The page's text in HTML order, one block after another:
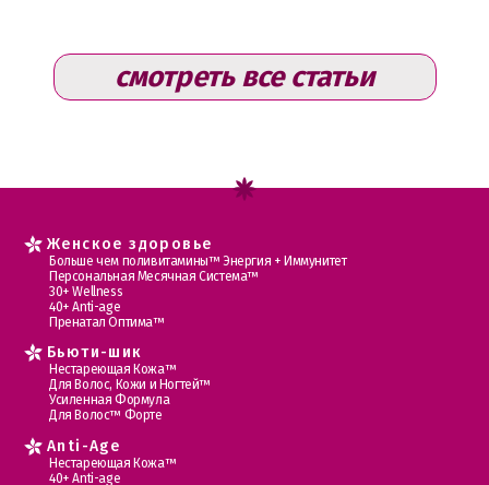
смотреть все статьи
Женское здоровье
Больше чем поливитамины™ Энергия + Иммунитет
Персональная Месячная Система™
30+ Wellness
40+ Anti-age
Пренатал Оптима™
Бьюти-шик
Нестареющая Кожа™
Для Волос, Кожи и Ногтей™
Усиленная Формула
Для Волос™ Форте
Anti-Age
Нестареющая Кожа™
40+ Anti-age